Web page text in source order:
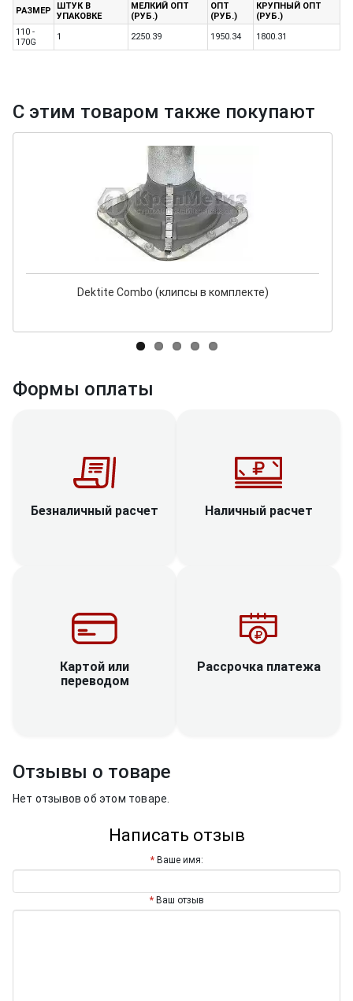
РАЗМЕР
ШТУК В
УПАКОВКЕ
МЕЛКИЙ ОПТ
(РУБ.)
ОПТ
(РУБ.)
КРУПНЫЙ ОПТ
(РУБ.)
110 -
170G
1 2250.39 1950.34 1800.31
С этим товаром также покупают
Dektite Combo (клипсы в комплекте)
Формы оплаты
Безналичный расчет Наличный расчет
Картой или
переводом
Рассрочка платежа
Отзывы о товаре
Нет отзывов об этом товаре.
Написать отзыв
Ваше имя:
Ваш отзыв